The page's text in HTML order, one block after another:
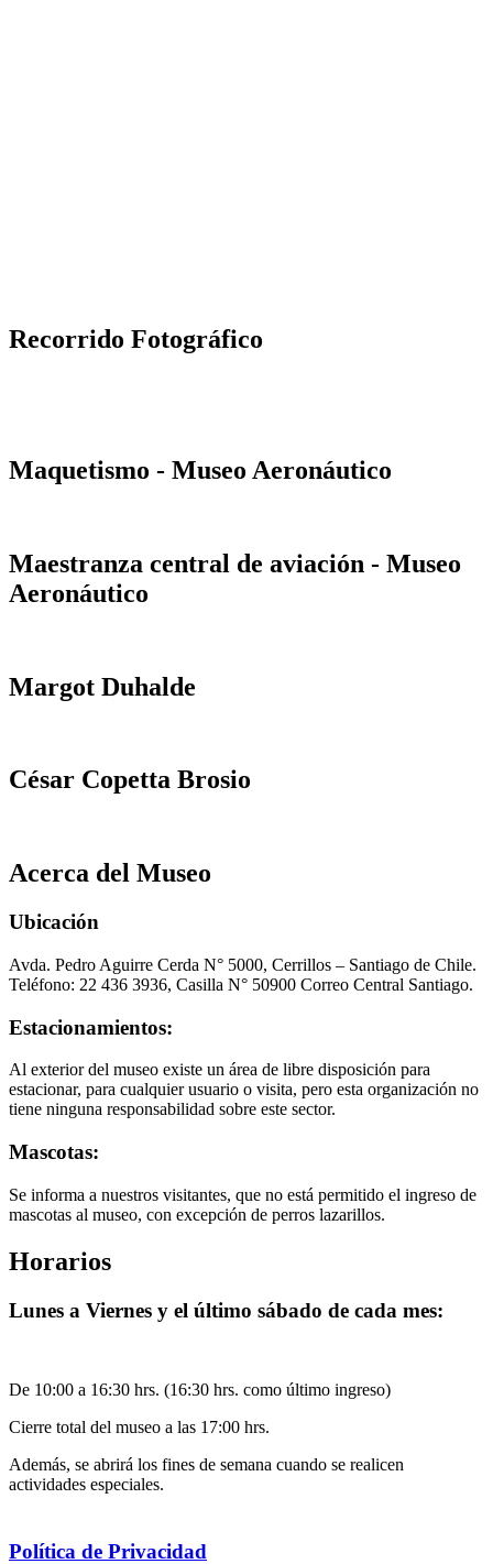
Recorrido Fotográfico
Maquetismo - Museo Aeronáutico
Maestranza central de aviación - Museo
Aeronáutico
Margot Duhalde
César Copetta Brosio
Acerca del Museo
Ubicación
Avda. Pedro Aguirre Cerda N° 5000, Cerrillos – Santiago de Chile.
Teléfono: 22 436 3936, Casilla N° 50900 Correo Central Santiago.
Estacionamientos:
Al exterior del museo existe un área de libre disposición para
estacionar, para cualquier usuario o visita, pero esta organización no
tiene ninguna responsabilidad sobre este sector.
Mascotas:
Se informa a nuestros visitantes, que no está permitido el ingreso de
mascotas al museo, con excepción de perros lazarillos.
Horarios
Lunes a Viernes y el último sábado de cada mes:
De 10:00 a 16:30 hrs. (16:30 hrs. como último ingreso)
Cierre total del museo a las 17:00 hrs.
Además, se abrirá los fines de semana cuando se realicen
actividades especiales.
Política de Privacidad